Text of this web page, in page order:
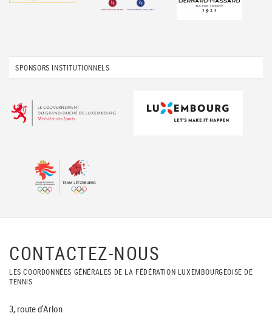
SPONSORS INSTITUTIONNELS
CONTACTEZ-NOUS
LES COORDONNÉES GÉNÉRALES DE LA FÉDÉRATION LUXEMBOURGEOISE DE
TENNIS
3, route d'Arlon